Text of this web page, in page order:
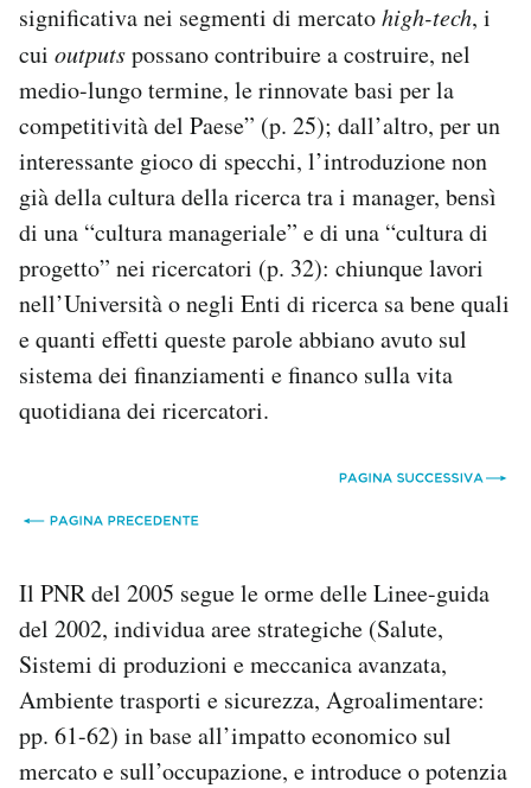
significativa nei segmenti di mercatohigh-tech, i
cui outputspossano contribuire a costruire, nel
medio-lungo termine, le rinnovate basi per la
competitività del Paese” (p. 25); dall’altro, per un
interessante gioco di specchi, l’introduzione non
già della cultura della ricerca tra i manager, bensì
di una “cultura manageriale” e di una “cultura di
progetto” nei ricercatori (p. 32): chiunque lavori
nell’Università o negli Enti di ricerca sa bene quali
e quanti effetti queste parole abbiano avuto sul
sistema dei finanziamenti e financo sulla vita
quotidiana dei ricercatori.
Il PNR del 2005 segue le orme delle Linee-guida
del 2002, individua aree strategiche (Salute,
Sistemi di produzioni e meccanica avanzata,
Ambiente trasporti e sicurezza, Agroalimentare:
pp. 61-62) in base all’impatto economico sul
mercato e sull’occupazione, e introduce o potenzia